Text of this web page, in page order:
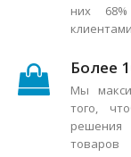
них 68%
Более
Мы
того,
решения
товаров